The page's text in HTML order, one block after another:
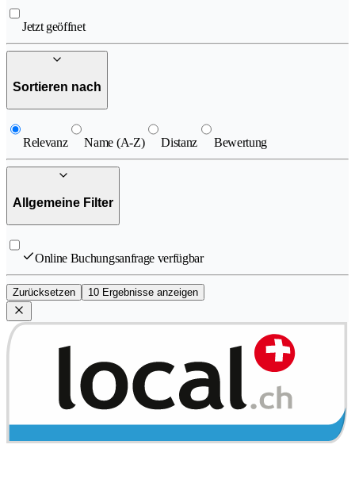
Jetzt geöffnet
Sortieren nach
Relevanz Name (A-Z) Distanz Bewertung
Allgemeine Filter
Online Buchungsanfrage verfügbar
Zurücksetzen 10 Ergebnisse anzeigen